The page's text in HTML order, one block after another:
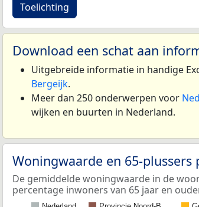
Toelichting
Download een schat aan
Uitgebreide informatie in handige
Bergeijk.
Meer dan 250 onderwerpen voor
wijken en buurten in Nederland.
Woningwaarde en 65-plussers
De gemiddelde woningwaarde in de
percentage inwoners van 65 jaar en